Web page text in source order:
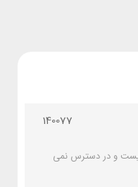
140077
و در دسترس نمی